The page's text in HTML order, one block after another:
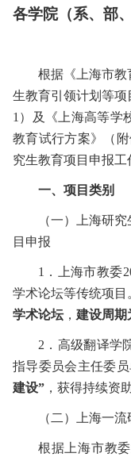
各学院（系、部
根据《上海市
生教育引领计划等
1 ）及《上海高等学
教育试行方案》（
究生教育项目申报工
一、项目类别
（一）上海研
目申报
1 ．上海市教委
学术论坛等传统项
学术论坛， 建设周期
2 ．高级翻译学
指导委员会主任委
建设” ，获得持续资
（二）上海一
根据上海市教